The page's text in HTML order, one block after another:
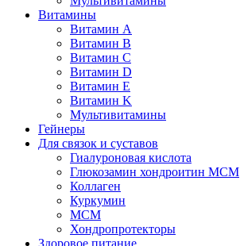
Витамины
Витамин A
Витамин B
Витамин C
Витамин D
Витамин E
Витамин K
Мультивитамины
Гейнеры
Для связок и суставов
Гиалуроновая кислота
Глюкозамин хондроитин МСМ
Коллаген
Куркумин
МСМ
Хондропротекторы
Здоровое питание